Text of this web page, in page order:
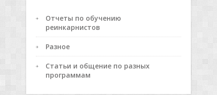
Отчеты по обучению
реинкарнистов
Разное
Статьи и общение по разных
программам